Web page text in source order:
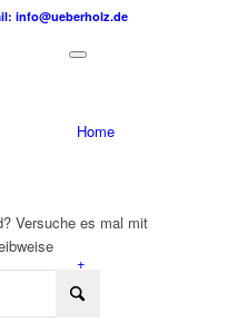
info@ueberholz.de
Home
+
Versuche es mal mit